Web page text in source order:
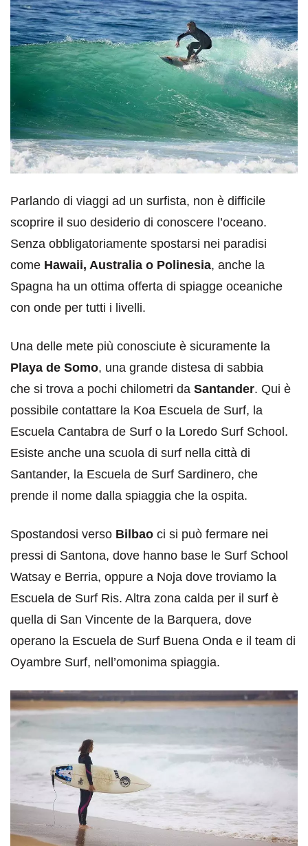
Parlando di viaggi ad un surfista, non è difficile
scoprire il suo desiderio di conoscere l’oceano.
Senza obbligatoriamente spostarsi nei paradisi
come Hawaii, Australia o Polinesia, anche la
Spagna ha un ottima offerta di spiagge oceaniche
con onde per tutti i livelli.
Una delle mete più conosciute è sicuramente la
Playa de Somo, una grande distesa di sabbia
che si trova a pochi chilometri da Santander. Qui è
possibile contattare la Koa Escuela de Surf, la
Escuela Cantabra de Surf o la Loredo Surf School.
Esiste anche una scuola di surf nella città di
Santander, la Escuela de Surf Sardinero, che
prende il nome dalla spiaggia che la ospita.
Spostandosi verso Bilbao ci si può fermare nei
pressi di Santona, dove hanno base le Surf School
Watsay e Berria, oppure a Noja dove troviamo la
Escuela de Surf Ris. Altra zona calda per il surf è
quella di San Vincente de la Barquera, dove
operano la Escuela de Surf Buena Onda e il team di
Oyambre Surf, nell’omonima spiaggia.